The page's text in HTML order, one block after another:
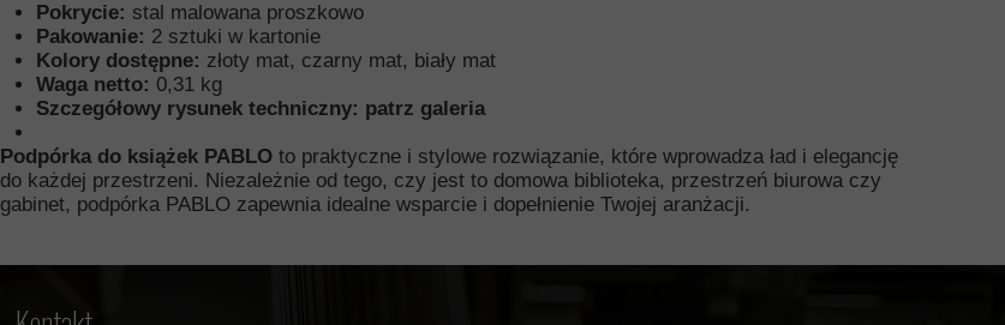
Pokrycie: stal malowana proszkowo
Pakowanie: 2 sztuki w kartonie
Kolory dostępne: złoty mat, czarny mat, biały mat
Waga netto: 0,31 kg
Szczegółowy rysunek techniczny: patrz galeria
Podpórka do książek PABLO to praktyczne i stylowe rozwiązanie, które wprowadza ład i elegancję
do każdej przestrzeni. Niezależnie od tego, czy jest to domowa biblioteka, przestrzeń biurowa czy
gabinet, podpórka PABLO zapewnia idealne wsparcie i dopełnienie Twojej aranżacji.